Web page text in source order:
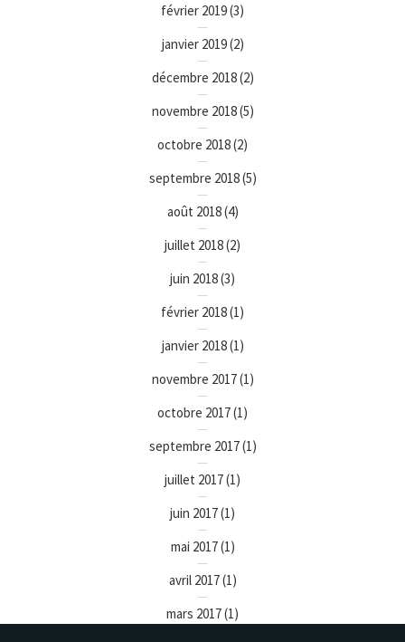
février 2019(3)
janvier 2019(2)
décembre 2018(2)
novembre 2018(5)
octobre 2018(2)
septembre 2018(5)
août 2018(4)
juillet 2018(2)
juin 2018(3)
février 2018(1)
janvier 2018(1)
novembre 2017(1)
octobre 2017(1)
septembre 2017(1)
juillet 2017(1)
juin 2017(1)
mai 2017(1)
avril 2017(1)
mars 2017(1)